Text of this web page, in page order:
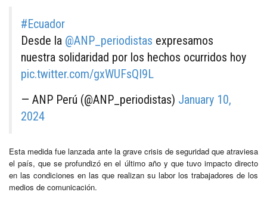
#Ecuador
Desde la @ANP_periodistas expresamos
nuestra solidaridad por los hechos ocurridos hoy
pic.twitter.com/gxWUFsQI9L
— ANP Perú (@ANP_periodistas) January 10,
2024
Esta medida fue lanzada ante la grave crisis de seguridad que atraviesa
el país, que se profundizó en el último año y que tuvo impacto directo
en las condiciones en las que realizan su labor los trabajadores de los
medios de comunicación.